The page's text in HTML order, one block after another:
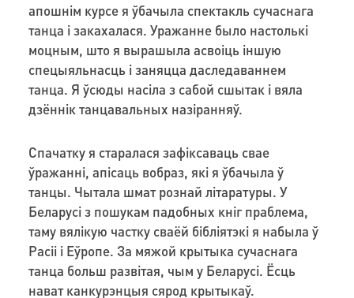
апошнім курсе я ўбачыла спектакль сучаснага
танца і закахалася. Уражанне было настолькі
моцным, што я вырашыла асвоіць іншую
спецыяльнасць і заняцца даследаваннем
танца. Я ўсюды насіла з сабой сшытак і вяла
дзённік танцавальных назіранняў.
Спачатку я старалася зафіксаваць свае
ўражанні, апісаць вобраз, які я ўбачыла ў
танцы. Чытала шмат рознай літаратуры. У
Беларусі з пошукам падобных кніг праблема,
таму вялікую частку сваёй бібліятэкі я набыла ў
Расіі і Еўропе. За мяжой крытыка сучаснага
танца больш развітая, чым у Беларусі. Ёсць
нават канкурэнцыя сярод крытыкаў.